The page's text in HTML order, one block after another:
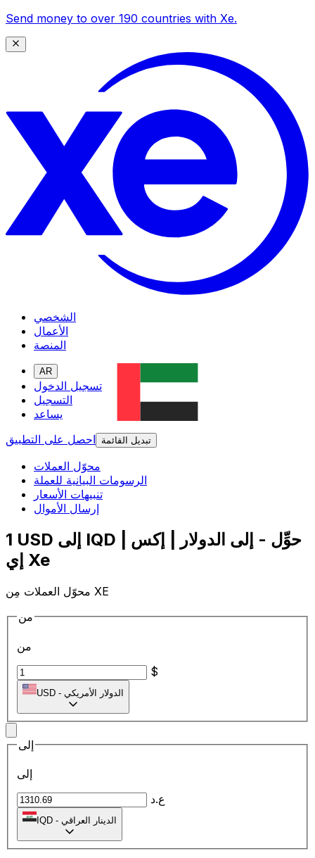
Send money to over 190 countries with Xe.
الشخصي
الأعمال
المنصة
AR
تسجيل الدخول
التسجيل
يساعد
احصل على التطبيق
تبديل القائمة
محوّل العملات
الرسومات البيانية للعملة
تنبيهات الأسعار
إرسال الأموال
1 USD إلى IQD | حوِّل - إلى الدولار | إكس
إي Xe
محوّل العملات مِن XE
من
من
$
USD - الدولار الأمريكي
إلى
إلى
ع.د
IQD - الدينار العراقي